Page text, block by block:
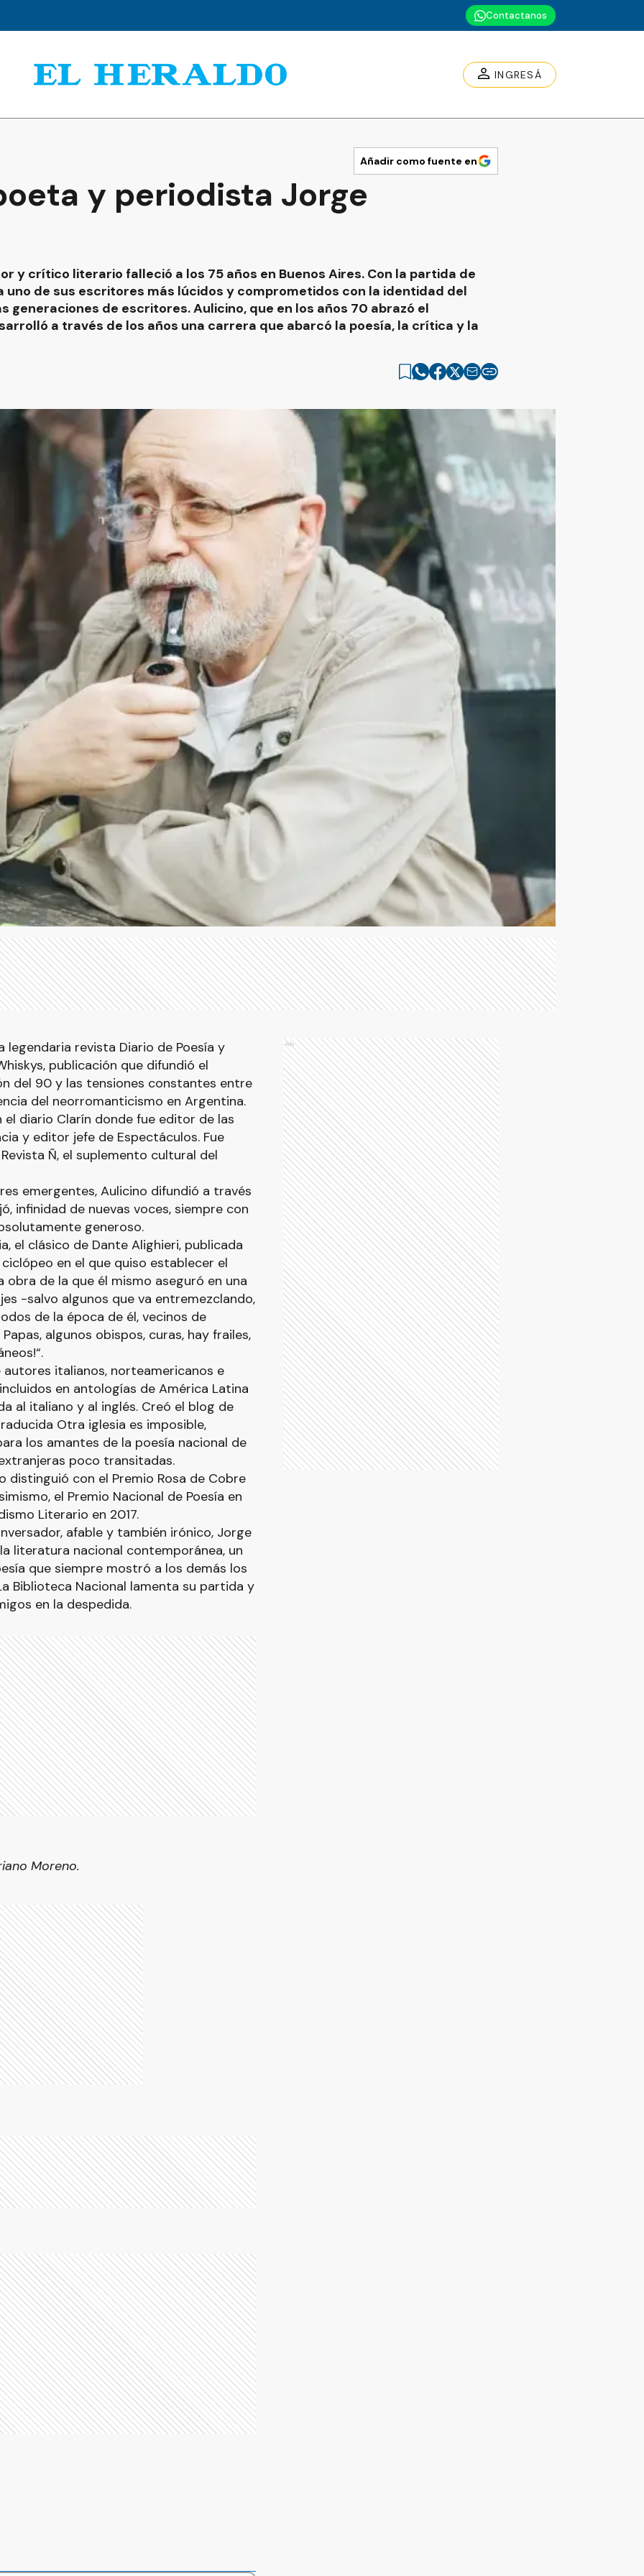
Contactanos
INGRESÁ
Añadir como fuente en
y periodista Jorge
y crítico literario falleció a los 75 años en Buenos Aires. Con la partida de
uno de sus escritores más lúcidos y comprometidos con la identidad del
generaciones de escritores. Aulicino, que en los años 70 abrazó el
a través de los años una carrera que abarcó la poesía, la crítica y la
legendaria revista Diario de Poesía y
publicación que difundió el
del 90 y las tensiones constantes entre
del neorromanticismo en Argentina.
diario Clarín donde fue editor de las
y editor jefe de Espectáculos. Fue
Ñ, el suplemento cultural del
emergentes, Aulicino difundió a través
infinidad de nuevas voces, siempre con
generoso.
el clásico de Dante Alighieri, publicada
en el que quiso establecer el
de la que él mismo aseguró en una
-salvo algunos que va entremezclando,
de la época de él, vecinos de
algunos obispos, curas, hay frailes,
italianos, norteamericanos e
en antologías de América Latina
al italiano y al inglés. Creó el blog de
Otra iglesia es imposible,
los amantes de la poesía nacional de
poco transitadas.
distinguió con el Premio Rosa de Cobre
el Premio Nacional de Poesía en
Literario en 2017.
afable y también irónico, Jorge
literatura nacional contemporánea, un
que siempre mostró a los demás los
Biblioteca Nacional lamenta su partida y
en la despedida.
Moreno.
Ads